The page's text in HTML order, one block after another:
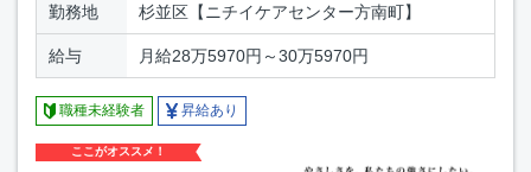
勤務地 杉並区【ニチイケアセンター方南町】
給与 月給28万5970円～30万5970円
職種未経験者 昇給あり
ここがオススメ！